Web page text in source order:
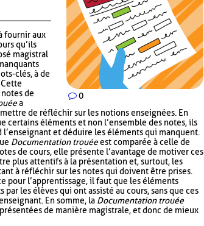
0
fournir aux
qu’ils
magistral
clés, à de
de
a
de réfléchir sur les notions enseignées. En
certains éléments et non l’ensemble des notes, ils
et déduire les éléments qui manquent.
Documentation trouéeest comparée à celle de
de cours, elle présente l’avantage de motiver ces
plus attentifs à la présentation et, surtout, les
à réfléchir sur les notes qui doivent être prises.
l’apprentissage, il faut que les éléments
les élèves qui ont assisté au cours, sans que ces
En somme, la Documentation trouée
de manière magistrale, et donc de mieux